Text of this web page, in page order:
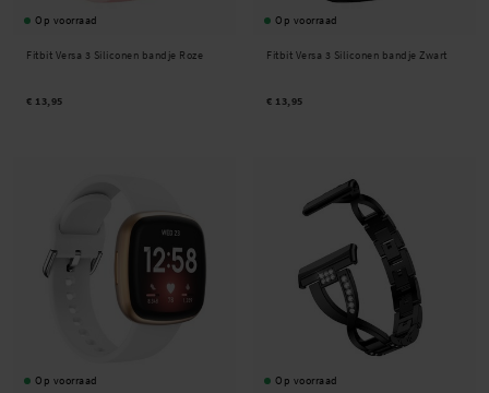
Op voorraad
Fitbit Versa 3 Siliconen bandje Roze
€ 13,95
Op voorraad
Fitbit Versa 3 Siliconen bandje Zwart
€ 13,95
Op voorraad Op voorraad